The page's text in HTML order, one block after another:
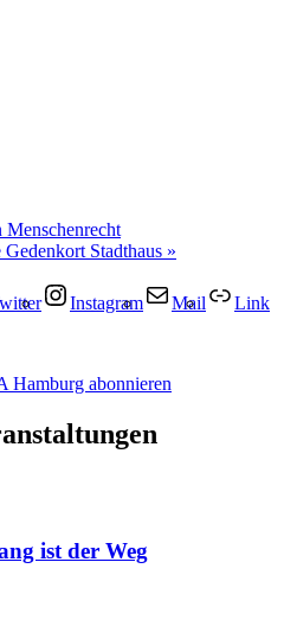
Stadthaus »
Instagram Mail Link
Hamburg abonnieren
ist der Weg